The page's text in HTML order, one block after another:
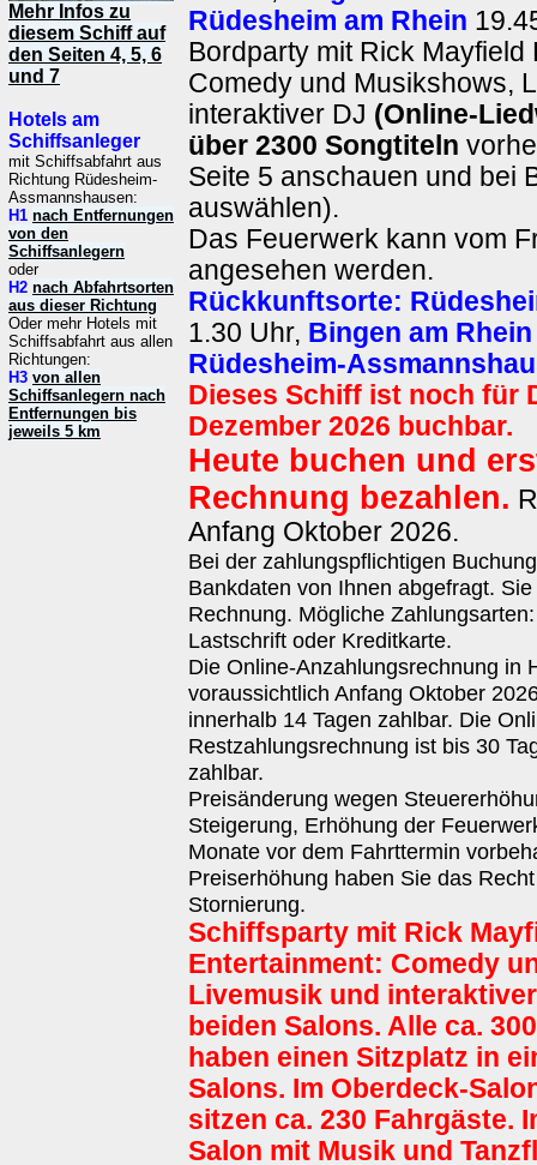
Mehr Infos zu
diesem Schiff auf
den Seiten 4, 5, 6
und 7
Hotels am
Schiffsanleger
mit Schiffsabfahrt aus
Richtung Rüdesheim-
Assmannshausen:
H1 nach Entfernungen
von den
Schiffsanlegern
oder
H2 nach Abfahrtsorten
aus dieser Richtung
Oder mehr Hotels mit
Schiffsabfahrt aus allen
Richtungen:
H3 von allen
Schiffsanlegern nach
Entfernungen bis
jeweils 5 km
Rüdesheim am Rhein
Bordparty mit Rick Mayfield
Comedy und Musikshows,
interaktiver DJ (Online-
über 2300 Songtiteln
Seite 5 anschauen und bei
auswählen).
Das Feuerwerk kann vom
angesehen werden.
Rückkunftsorte:
1.30 Uhr, Bingen am Rhein
Rüdesheim-
Dieses Schiff ist noch für
Dezember 2026 buchbar.
Heute buchen und
Rechnung bezahlen.
Anfang Oktober 2026.
Bei der zahlungspflichtigen
Bankdaten von Ihnen abgefragt.
Rechnung. Mögliche
Lastschrift oder Kreditkarte.
Die Online-Anzahlungsrechnung in
voraussichtlich Anfang Oktober
innerhalb 14 Tagen zahlbar. Die
Restzahlungsrechnung ist bis 30
zahlbar.
Preisänderung wegen
Steigerung, Erhöhung der
Monate vor dem Fahrttermin
Preiserhöhung haben Sie das
Stornierung.
Schiffsparty mit Rick
Entertainment: Comedy
Livemusik und
beiden Salons. Alle ca.
haben einen Sitzplatz in
Salons. Im Oberdeck-
sitzen ca. 230 Fahrgäste.
Salon mit Musik und